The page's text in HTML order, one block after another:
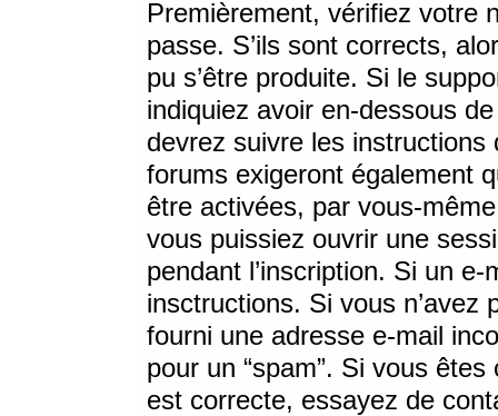
Premièrement, vérifiez votre
passe. S’ils sont corrects,
pu s’être produite. Si le
indiquiez avoir en-dessous
devrez suivre les
forums exigeront également
être activées, par vous-
vous puissiez ouvrir une
pendant l’inscription. Si un
insctructions. Si vous n’avez
fourni une adresse e-mail
pour un “spam”. Si vous
est correcte, essayez de